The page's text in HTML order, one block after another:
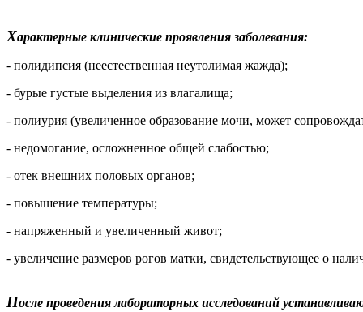
Характерные клинические проявления заболевания:
- полидипсия (неестественная неутолимая жажда);
- бурые густые выделения из влагалища;
- полиурия (увеличенное образование мочи, может
- недомогание, осложненное общей слабостью;
- отек внешних половых органов;
- повышение температуры;
- напряженный и увеличенный живот;
- увеличение размеров рогов матки, свидетельствующее о
После проведения лабораторных исследований